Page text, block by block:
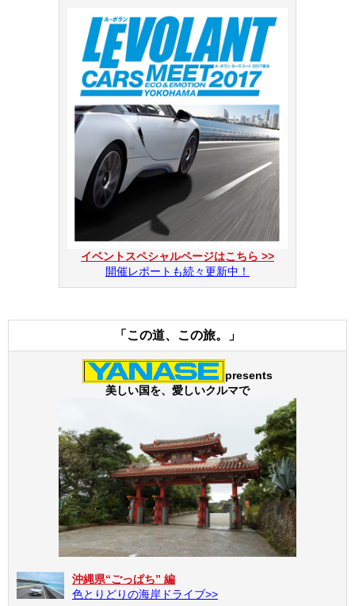
イベントスペシャルページはこちら >>
開催レポートも続々更新中！
「この道、この旅。」
presents
美しい国を、愛しいクルマで
沖縄県“ごっぱち” 編
色とりどりの海岸ドライブ>>